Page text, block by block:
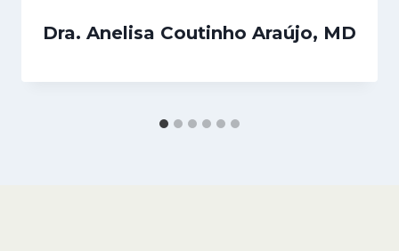
Dra. Anelisa Coutinho Araújo, MD